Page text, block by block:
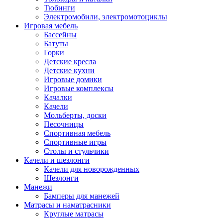
Тюбинги
Электромобили, электромотоциклы
Игровая мебель
Бассейны
Батуты
Горки
Детские кресла
Детские кухни
Игровые домики
Игровые комплексы
Качалки
Качели
Мольберты, доски
Песочницы
Спортивная мебель
Спортивные игры
Столы и стульчики
Качели и шезлонги
Качели для новорожденных
Шезлонги
Манежи
Бамперы для манежей
Матрасы и наматрасники
Круглые матрасы